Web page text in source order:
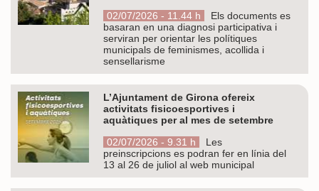
02/07/2026 - 11.44 h
Els documents es
basaran en una diagnosi participativa i
serviran per orientar les polítiques
municipals de feminismes, acollida i
sensellarisme
L’Ajuntament de Girona ofereix
activitats fisicoesportives i
aquàtiques per al mes de setembre
02/07/2026 - 9.31 h
Les
preinscripcions es podran fer en línia del
13 al 26 de juliol al web municipal